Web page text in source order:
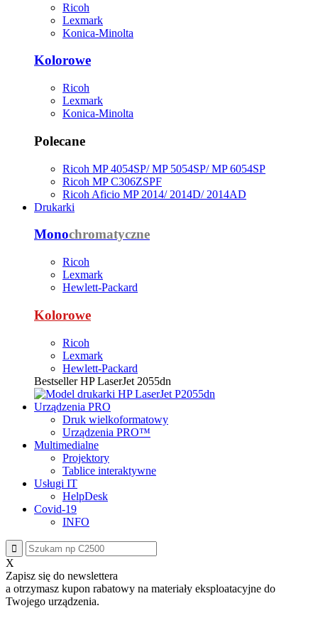
Ricoh
Lexmark
Konica-Minolta
Kolorowe
Ricoh
Lexmark
Konica-Minolta
Polecane
Ricoh MP 4054SP/ MP 5054SP/ MP 6054SP
Ricoh MP C306ZSPF
Ricoh Aficio MP 2014/ 2014D/ 2014AD
Drukarki
Monochromatyczne
Ricoh
Lexmark
Hewlett-Packard
Kolorowe
Ricoh
Lexmark
Hewlett-Packard
Bestseller HP LaserJet 2055dn
Urządzenia PRO
Druk wielkoformatowy
Urządzenia PRO™
Multimedialne
Projektory
Tablice interaktywne
Usługi IT
HelpDesk
Covid-19
INFO
X
Zapisz się do newslettera
a otrzymasz kupon rabatowy na materiały eksploatacyjne do
Twojego urządzenia.